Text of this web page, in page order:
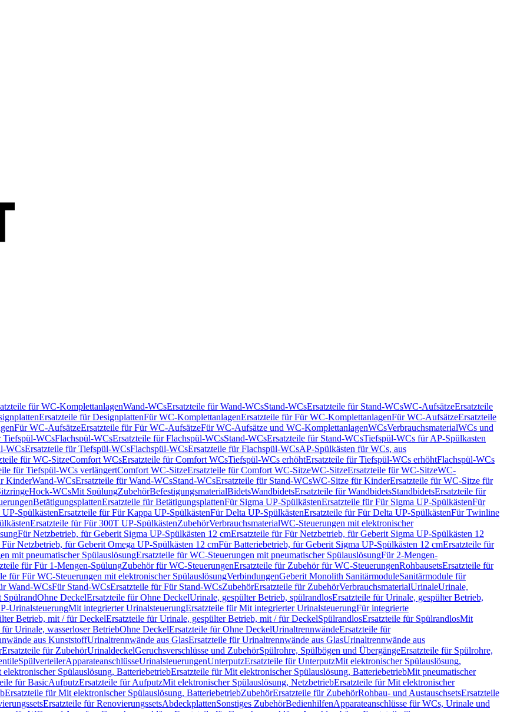
für WC-KomplettanlagenWand-WCsErsatzteile für Wand-WCsStand-WCsErsatzteile für Stand-WCsWC-AufsätzeErsatzteile
Ersatzteile für DesignplattenFür WC-KomplettanlagenErsatzteile für Für WC-KomplettanlagenFür WC-AufsätzeErsatzteile
Für WC-AufsätzeErsatzteile für Für WC-AufsätzeFür WC-Aufsätze und WC-KomplettanlagenWCsVerbrauchsmaterialWCs und
Tiefspül-WCsFlachspül-WCsErsatzteile für Flachspül-WCsStand-WCsErsatzteile für Stand-WCsTiefspül-WCs für AP-Spülkasten
WCsErsatzteile für Tiefspül-WCsFlachspül-WCsErsatzteile für Flachspül-WCsAP-Spülkästen für WCs, aus
für WC-SitzeComfort WCsErsatzteile für Comfort WCsTiefspül-WCs erhöhtErsatzteile für Tiefspül-WCs erhöhtFlachspül-WCs
für Tiefspül-WCs verlängertComfort WC-SitzeErsatzteile für Comfort WC-SitzeWC-SitzeErsatzteile für WC-SitzeWC-
KinderWand-WCsErsatzteile für Wand-WCsStand-WCsErsatzteile für Stand-WCsWC-Sitze für KinderErsatzteile für WC-Sitze für
Hock-WCsMit SpülungZubehörBefestigungsmaterialBidetsWandbidetsErsatzteile für WandbidetsStandbidetsErsatzteile für
BetätigungsplattenErsatzteile für BetätigungsplattenFür Sigma UP-SpülkästenErsatzteile für Für Sigma UP-SpülkästenFür
SpülkästenErsatzteile für Für Kappa UP-SpülkästenFür Delta UP-SpülkästenErsatzteile für Für Delta UP-SpülkästenFür Twinline
Ersatzteile für Für 300T UP-SpülkästenZubehörVerbrauchsmaterialWC-Steuerungen mit elektronischer
Für Netzbetrieb, für Geberit Sigma UP-Spülkästen 12 cmErsatzteile für Für Netzbetrieb, für Geberit Sigma UP-Spülkästen 12
Netzbetrieb, für Geberit Omega UP-Spülkästen 12 cmFür Batteriebetrieb, für Geberit Sigma UP-Spülkästen 12 cmErsatzteile für
mit pneumatischer SpülauslösungErsatzteile für WC-Steuerungen mit pneumatischer SpülauslösungFür 2-Mengen-
für Für 1-Mengen-SpülungZubehör für WC-SteuerungenErsatzteile für Zubehör für WC-SteuerungenRohbausetsErsatzteile für
für Für WC-Steuerungen mit elektronischer SpülauslösungVerbindungenGeberit Monolith SanitärmoduleSanitärmodule für
Wand-WCsFür Stand-WCsErsatzteile für Für Stand-WCsZubehörErsatzteile für ZubehörVerbrauchsmaterialUrinaleUrinale,
SpülrandOhne DeckelErsatzteile für Ohne DeckelUrinale, gespülter Betrieb, spülrandlosErsatzteile für Urinale, gespülter Betrieb,
UrinalsteuerungMit integrierter UrinalsteuerungErsatzteile für Mit integrierter UrinalsteuerungFür integrierte
Betrieb, mit / für DeckelErsatzteile für Urinale, gespülter Betrieb, mit / für DeckelSpülrandlosErsatzteile für SpülrandlosMit
für Urinale, wasserloser BetriebOhne DeckelErsatzteile für Ohne DeckelUrinaltrennwändeErsatzteile für
aus KunststoffUrinaltrennwände aus GlasErsatzteile für Urinaltrennwände aus GlasUrinaltrennwände aus
Ersatzteile für ZubehörUrinaldeckelGeruchsverschlüsse und ZubehörSpülrohre, Spülbögen und ÜbergängeErsatzteile für Spülrohre,
SpülverteilerApparateanschlüsseUrinalsteuerungenUnterputzErsatzteile für UnterputzMit elektronischer Spülauslösung,
elektronischer Spülauslösung, BatteriebetriebErsatzteile für Mit elektronischer Spülauslösung, BatteriebetriebMit pneumatischer
für BasicAufputzErsatzteile für AufputzMit elektronischer Spülauslösung, NetzbetriebErsatzteile für Mit elektronischer
Ersatzteile für Mit elektronischer Spülauslösung, BatteriebetriebZubehörErsatzteile für ZubehörRohbau- und AustauschsetsErsatzteile
Ersatzteile für RenovierungssetsAbdeckplattenSonstiges ZubehörBedienhilfenApparateanschlüsse für WCs, Urinale und